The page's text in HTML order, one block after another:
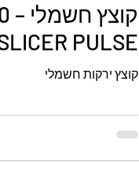
PULSE
קוצץ ירקות חשמלי